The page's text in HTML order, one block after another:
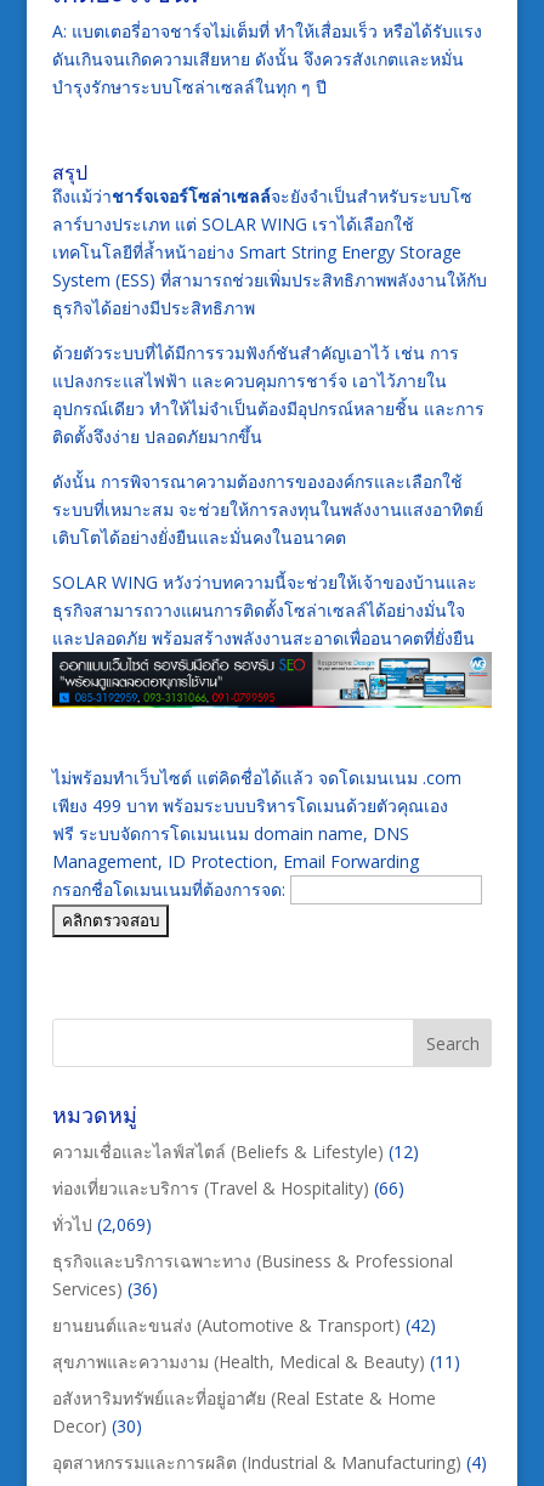
A: แบตเตอรี่อาจชาร์จไม่เต็มที่ ทำให้เสื่อมเร็ว หรือได้รับแรง
ดันเกินจนเกิดความเสียหาย ดังนั้น จึงควรสังเกตและหมั่น
บำรุงรักษาระบบโซล่าเซลล์ในทุก ๆ ปี
สรุป
ถึงแม้ว่าชาร์จเจอร์โซล่าเซลล์จะยังจำเป็นสำหรับระบบโซ
ลาร์บางประเภท แต่ SOLAR WING เราได้เลือกใช้
เทคโนโลยีที่ล้ำหน้าอย่าง Smart String Energy Storage
System (ESS) ที่สามารถช่วยเพิ่มประสิทธิภาพพลังงานให้กับ
ธุรกิจได้อย่างมีประสิทธิภาพ
ด้วยตัวระบบที่ได้มีการรวมฟังก์ชันสำคัญเอาไว้ เช่น การ
แปลงกระแสไฟฟ้า และควบคุมการชาร์จ เอาไว้ภายใน
อุปกรณ์เดียว ทำให้ไม่จำเป็นต้องมีอุปกรณ์หลายชิ้น และการ
ติดตั้งจึงง่าย ปลอดภัยมากขึ้น
ดังนั้น การพิจารณาความต้องการขององค์กรและเลือกใช้
ระบบที่เหมาะสม จะช่วยให้การลงทุนในพลังงานแสงอาทิตย์
เติบโตได้อย่างยั่งยืนและมั่นคงในอนาคต
SOLAR WING หวังว่าบทความนี้จะช่วยให้เจ้าของบ้านและ
ธุรกิจสามารถวางแผนการติดตั้งโซล่าเซลล์ได้อย่างมั่นใจ
และปลอดภัย พร้อมสร้างพลังงานสะอาดเพื่ออนาคตที่ยั่งยืน
ไม่พร้อมทำเว็บไซต์ แต่คิดชื่อได้แล้ว จดโดเมนเนม .com
เพียง 499 บาท พร้อมระบบบริหารโดเมนด้วยตัวคุณเอง
ฟรี ระบบจัดการโดเมนเนม domain name, DNS
Management, ID Protection, Email Forwarding
กรอกชื่อโดเมนเนมที่ต้องการจด:
หมวดหมู่
ความเชื่อและไลฟ์สไตล์ (Beliefs & Lifestyle) (12)
ท่องเที่ยวและบริการ (Travel & Hospitality) (66)
ทั่วไป (2,069)
ธุรกิจและบริการเฉพาะทาง (Business & Professional
Services) (36)
ยานยนต์และขนส่ง (Automotive & Transport) (42)
สุขภาพและความงาม (Health, Medical & Beauty) (11)
อสังหาริมทรัพย์และที่อยู่อาศัย (Real Estate & Home
Decor) (30)
อุตสาหกรรมและการผลิต (Industrial & Manufacturing) (4)